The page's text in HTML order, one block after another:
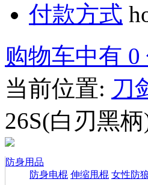
付款方式
购物车中有 0
当前位置: 刀
26S(白刃黑
防身用品
防身电棍 伸缩甩棍 女性防